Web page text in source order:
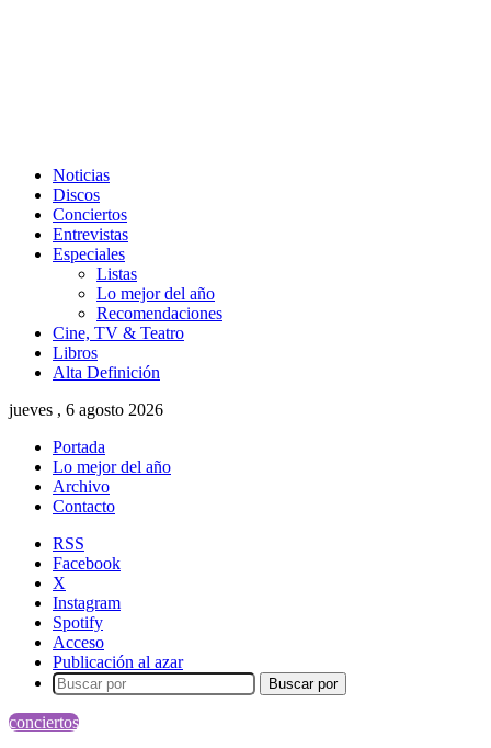
Noticias
Discos
Conciertos
Entrevistas
Especiales
Listas
Lo mejor del año
Recomendaciones
Cine, TV & Teatro
Libros
Alta Definición
jueves , 6 agosto 2026
Portada
Lo mejor del año
Archivo
Contacto
RSS
Facebook
X
Instagram
Spotify
Acceso
Publicación al azar
Buscar por
conciertos